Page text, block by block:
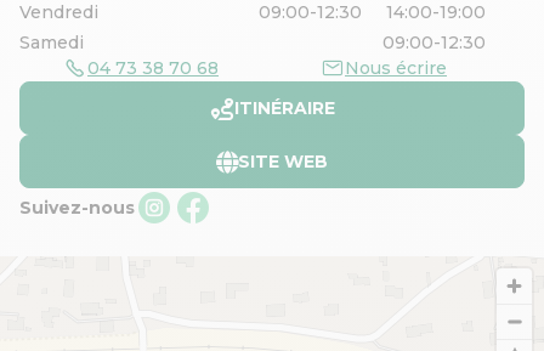
Vendredi
09:00-12:30
14:00-19:00
Samedi
09:00-12:30
04 73 38 70 68
Nous écrire
ITINÉRAIRE
SITE WEB
Suivez-nous